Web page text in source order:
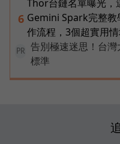
Thor台鏈名單曝光，
6 Gemini Spark完整
作流程，3個超實用
PR
告別極速迷思！台
標準